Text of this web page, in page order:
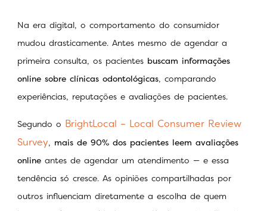
Na era digital, o comportamento do consumidor
mudou drasticamente. Antes mesmo de agendar a
primeira consulta, os pacientes buscam informações
online sobre clínicas odontológicas, comparando
experiências, reputações e avaliações de pacientes.
Segundo o BrightLocal – Local Consumer Review
Survey, mais de 90% dos pacientes leem avaliações
online antes de agendar um atendimento — e essa
tendência só cresce. As opiniões compartilhadas por
outros influenciam diretamente a escolha de quem